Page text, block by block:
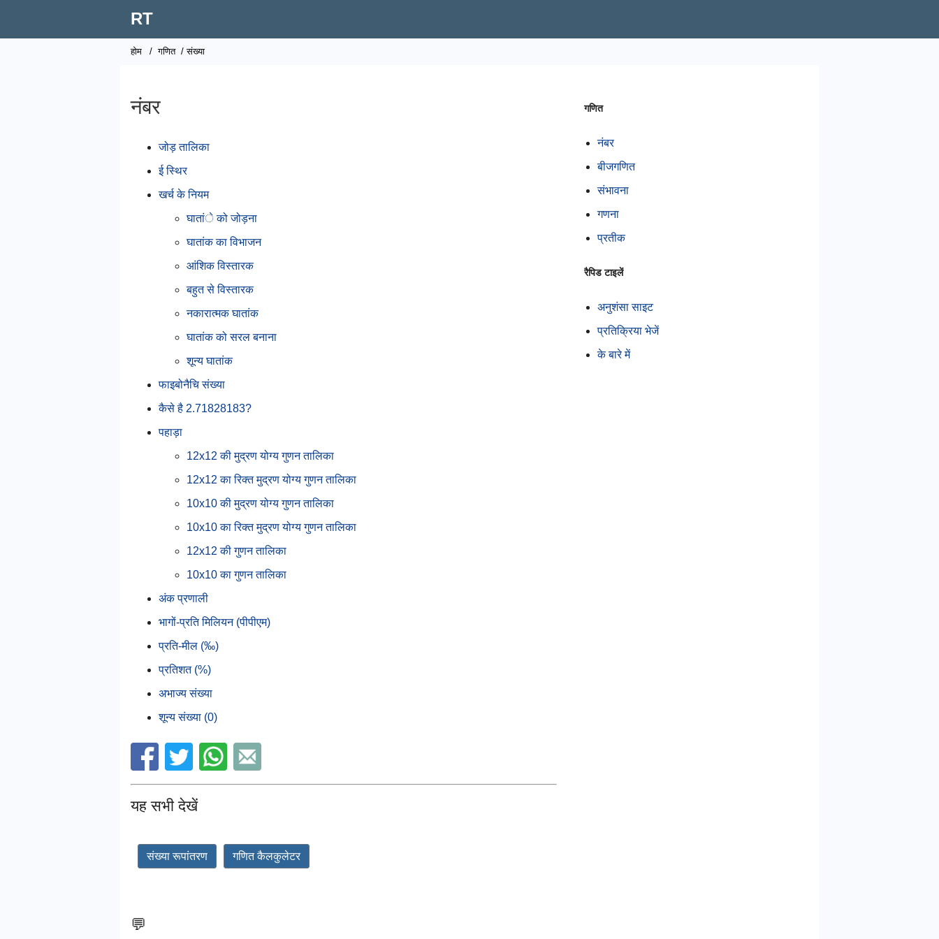
RT
होम / गणित / संख्या
नंबर
जोड़ तालिका
ई स्थिर
खर्च के नियम
घातांे को जोड़ना
घातांक का विभाजन
आंशिक विस्तारक
बहुत से विस्तारक
नकारात्मक घातांक
घातांक को सरल बनाना
शून्य घातांक
फाइबोनैचि संख्या
कैसे है 2.71828183?
पहाड़ा
12x12 की मुद्रण योग्य गुणन तालिका
12x12 का रिक्त मुद्रण योग्य गुणन तालिका
10x10 की मुद्रण योग्य गुणन तालिका
10x10 का रिक्त मुद्रण योग्य गुणन तालिका
12x12 की गुणन तालिका
10x10 का गुणन तालिका
अंक प्रणाली
भागों-प्रति मिलियन (पीपीएम)
प्रति-मील (‰)
प्रतिशत (%)
अभाज्य संख्या
शून्य संख्या (0)
यह सभी देखें
संख्या रूपांतरण गणित कैलकुलेटर
💬
गणित
नंबर
बीजगणित
संभावना
गणना
प्रतीक
रैपिड टाइलें
अनुशंसा साइट
प्रतिक्रिया भेजें
के बारे में